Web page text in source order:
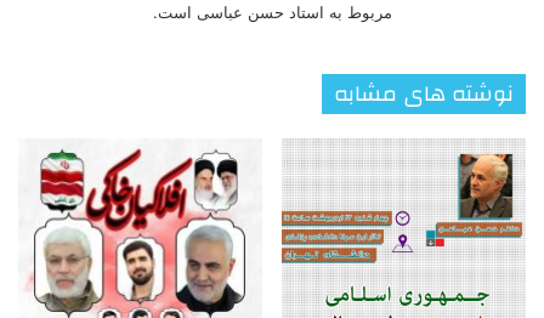
مربوط به استاد حسن عباسی است.
نوشته های مشابه